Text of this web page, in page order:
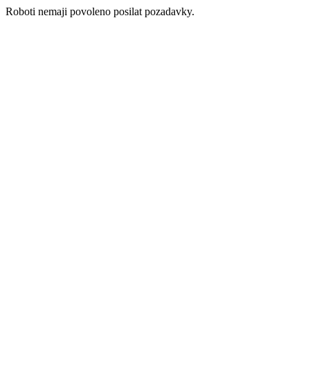
Roboti nemaji povoleno posilat pozadavky.